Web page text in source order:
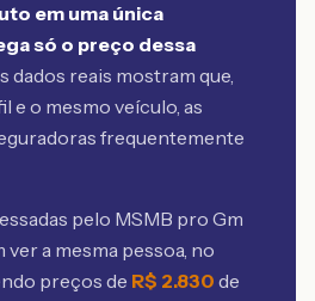
em uma única
só o preço dessa
dados reais mostram que,
e o mesmo veículo, as
frequentemente
pelo MSMB pro Gm
ver a mesma pessoa, no
preços de R$ 2.830 de